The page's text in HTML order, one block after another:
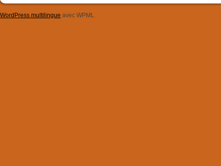
WordPress multilingue avec WPML